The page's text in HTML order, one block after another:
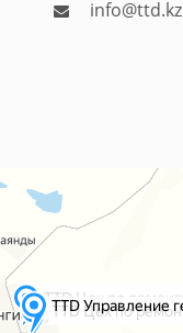
info@ttd.kz